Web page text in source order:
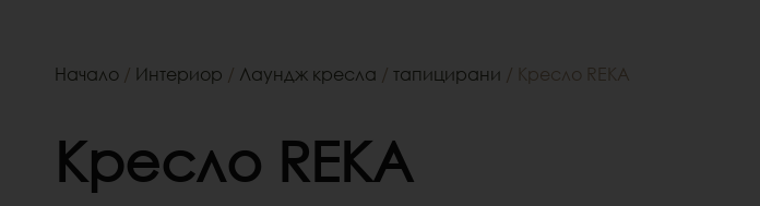
Начало / Интериор / Лаундж кресла / тапицирани / Кресло REKA
Кресло REKA